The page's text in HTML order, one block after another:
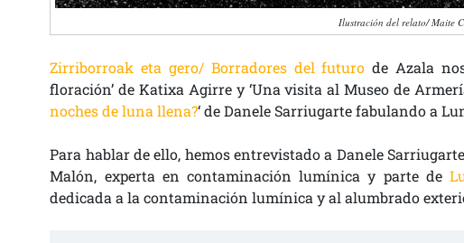
Ilustración del relato/ Maite
Zirriborroak eta gero/ Borradores del futuro de Azala
floración’ de Katixa Agirre y ‘Una visita al Museo de
noches de luna llena?‘ de Danele Sarriugarte fabulando a
Para hablar de ello, hemos entrevistado a Danele
Malón, experta en contaminación lumínica y parte de
dedicada a la contaminación lumínica y al alumbrado